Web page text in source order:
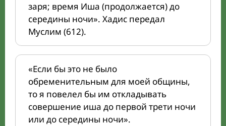
заря; время Иша (продолжается) до
середины ночи». Хадис передал
Муслим (612).
«Если бы это не было
обременительным для моей общины,
то я повелел бы им откладывать
совершение иша до первой трети ночи
или до середины ночи».